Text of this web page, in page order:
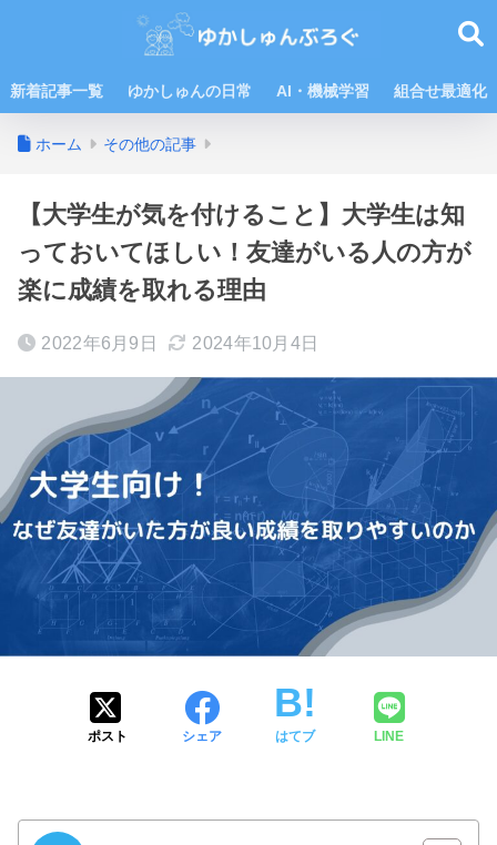
新着記事一覧 ゆかしゅんの日常 AI・機械学習 組合せ最適化
ホーム その他の記事
【大学生が気を付けること】大学生は知
っておいてほしい！友達がいる人の方が
楽に成績を取れる理由
2022年6月9日 2024年10月4日
ポスト シェア はてブ LINE